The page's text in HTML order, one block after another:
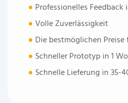
● Professionelles
●Volle Zuverlässigkeit
● Die bestmöglichen Preise
● Schneller Prototyp in 1
● Schnelle Lieferung in 35-